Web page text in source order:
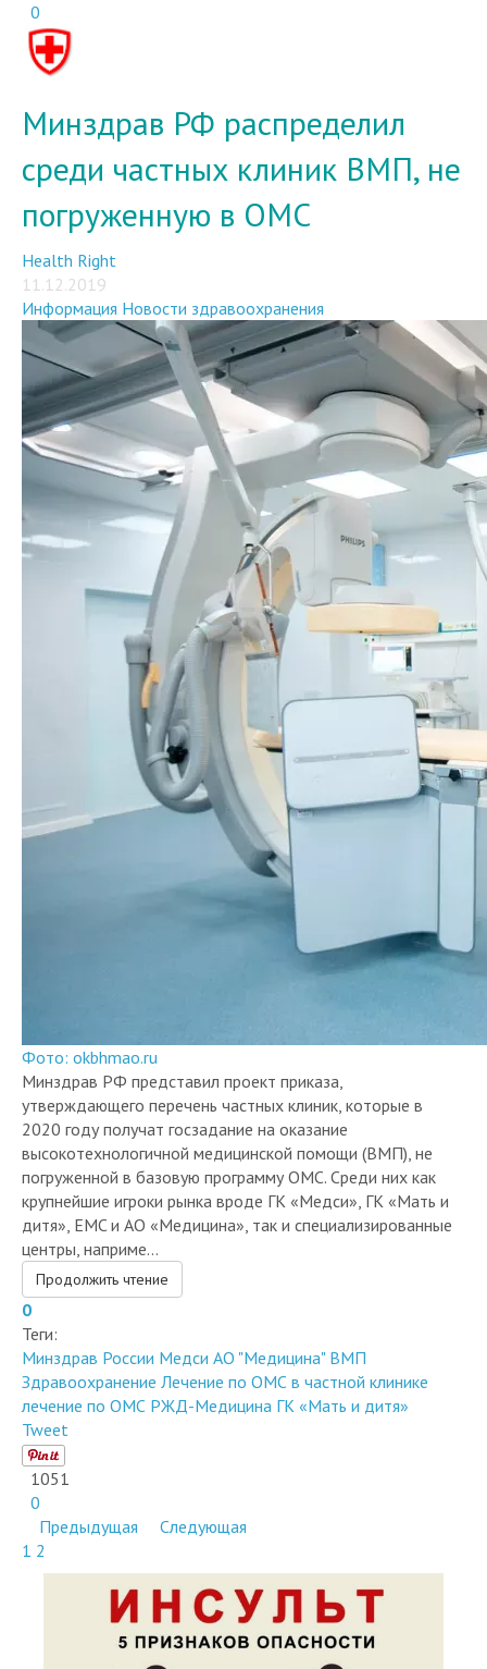
среди частных клиник ВМП, не
погруженную в ОМС
Health Right
11.12.2019
Информация
Минздрав РФ представил проект приказа,
утверждающего перечень частных клиник, которые в
2020 году получат госзадание на оказание
высокотехнологичной медицинской помощи (ВМП), не
погруженной в базовую программу ОМС. Среди них как
крупнейшие игроки рынка вроде ГК «Медси», ГК «Мать и
дитя», EMC и АО «Медицина», так и специализированные
центры, наприме...
Продолжить чтение
Теги:
Минздрав России
Здравоохранение Лечение по ОМС в частной клинике
лечение по ОМС РЖД-Медицина ГК «Мать и дитя»
Tweet
1051
0
2